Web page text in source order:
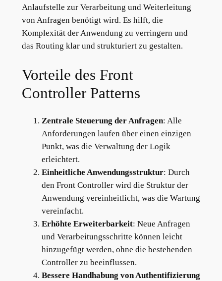
Anlaufstelle zur Verarbeitung und Weiterleitung
von Anfragen benötigt wird. Es hilft, die
Komplexität der Anwendung zu verringern und
das Routing klar und strukturiert zu gestalten.
Vorteile des Front
Controller Patterns
Zentrale Steuerung der Anfragen: Alle
Anforderungen laufen über einen einzigen
Punkt, was die Verwaltung der Logik
erleichtert.
Einheitliche Anwendungsstruktur: Durch
den Front Controller wird die Struktur der
Anwendung vereinheitlicht, was die Wartung
vereinfacht.
Erhöhte Erweiterbarkeit: Neue Anfragen
und Verarbeitungsschritte können leicht
hinzugefügt werden, ohne die bestehenden
Controller zu beeinflussen.
Bessere Handhabung von Authentifizierung